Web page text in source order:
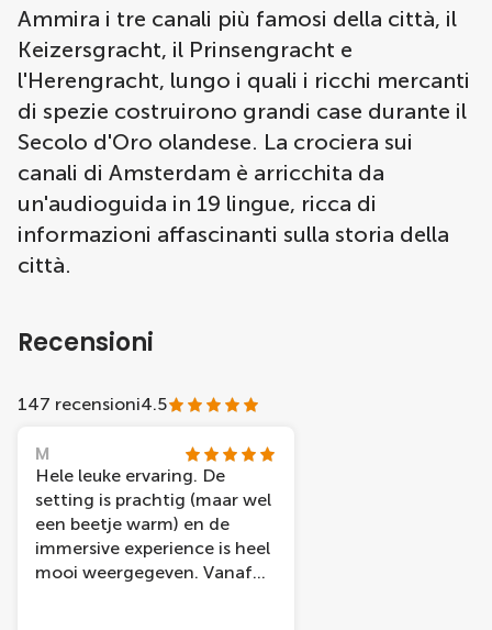
Ammira i tre canali più famosi della città, il
Keizersgracht, il Prinsengracht e
l'Herengracht, lungo i quali i ricchi mercanti
di spezie costruirono grandi case durante il
Secolo d'Oro olandese. La crociera sui
canali di Amsterdam è arricchita da
un'audioguida in 19 lingue, ricca di
informazioni affascinanti sulla storia della
città.
Recensioni
147 recensioni4.5
M
Hele leuke ervaring. De
setting is prachtig (maar wel
een beetje warm) en de
immersive experience is heel
mooi weergegeven. Vanaf